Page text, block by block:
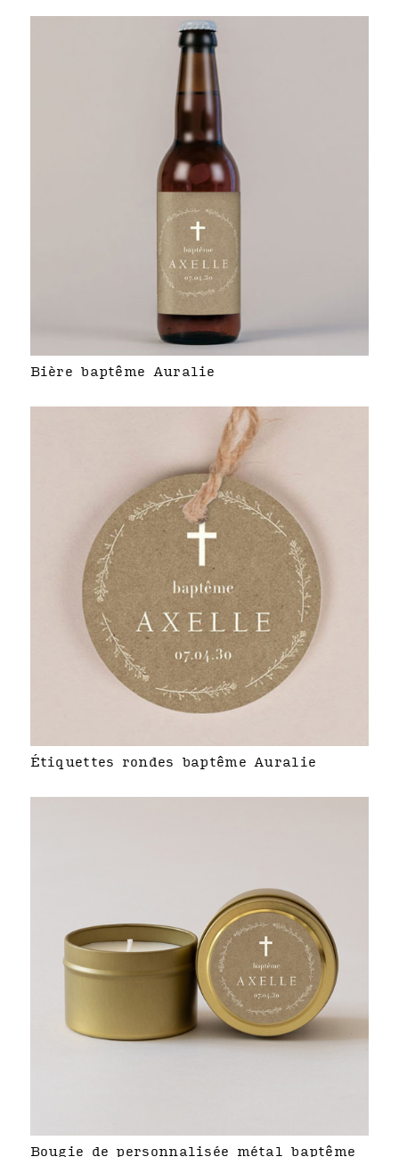
Bière baptême Auralie
Étiquettes rondes baptême Auralie
Bougie de personnalisée métal baptême